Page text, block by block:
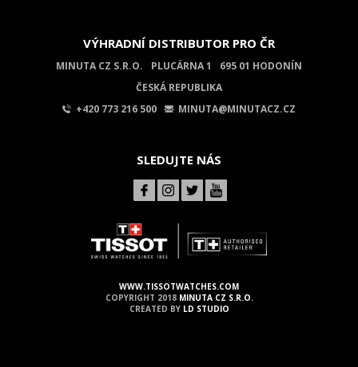
VÝHRADNÍ DISTRIBUTOR PRO ČR
MINUTA CZ S.R.O. PLUCÁRNA 1
695 01 HODONÍN
ČESKÁ REPUBLIKA
+420 773 216 500
MINUTA@MINUTACZ.CZ
SLEDUJTE NÁS
WWW.TISSOTWATCHES.COM
COPYRIGHT 2018 MINUTA CZ S.R.O.
CREATED BY LD STUDIO